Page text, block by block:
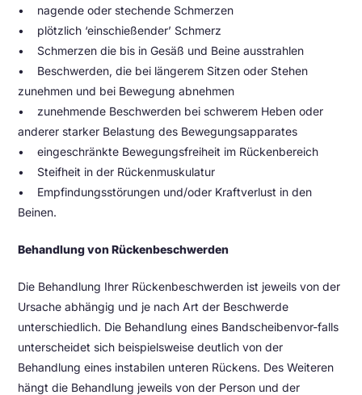
• nagende oder stechende Schmerzen
• plötzlich ‘einschießender’ Schmerz
• Schmerzen die bis in Gesäß und Beine ausstrahlen
• Beschwerden, die bei längerem Sitzen oder Stehen
zunehmen und bei Bewegung abnehmen
• zunehmende Beschwerden bei schwerem Heben oder
anderer starker Belastung des Bewegungsapparates
• eingeschränkte Bewegungsfreiheit im Rückenbereich
• Steifheit in der Rückenmuskulatur
• Empfindungsstörungen und/oder Kraftverlust in den
Beinen.
Behandlung von Rückenbeschwerden
Die Behandlung Ihrer Rückenbeschwerden ist jeweils von der
Ursache abhängig und je nach Art der Beschwerde
unterschiedlich. Die Behandlung eines Bandscheibenvor-falls
unterscheidet sich beispielsweise deutlich von der
Behandlung eines instabilen unteren Rückens. Des Weiteren
hängt die Behandlung jeweils von der Person und der